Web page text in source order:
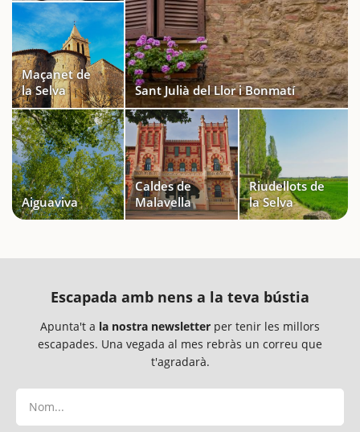
Maçanet de
la Selva
Sant Julià del Llor i Bonmatí
Aiguaviva
Caldes de
Malavella
Riudellots de
la Selva
Escapada amb nens a la teva bústia
Apunta't a la nostra newsletter per tenir les millors
escapades. Una vegada al mes rebràs un correu que
t'agradarà.